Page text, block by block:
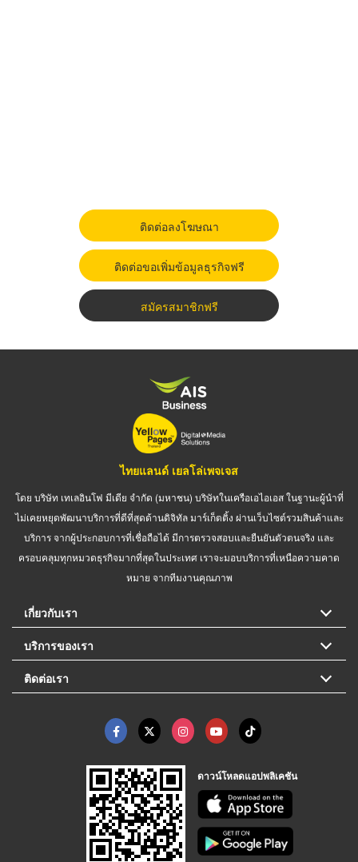
ติดต่อลงโฆษณา
ติดต่อขอเพิ่มข้อมูลธุรกิจฟรี
สมัครสมาชิกฟรี
ไทยแลนด์ เยลโล่เพจเจส
โดย บริษัท เทเลอินโฟ มีเดีย จำกัด (มหาชน) บริษัทในเครือเอไอเอส ในฐานะผู้นำที่
ไม่เคยหยุดพัฒนาบริการที่ดีที่สุดด้านดิจิทัล มาร์เก็ตติ้ง ผ่านเว็บไซต์รวมสินค้าและ
บริการ จากผู้ประกอบการที่เชื่อถือได้ มีการตรวจสอบและยืนยันตัวตนจริง และ
ครอบคลุมทุกหมวดธุรกิจมากที่สุดในประเทศ เราจะมอบบริการที่เหนือความคาด
หมาย จากทีมงานคุณภาพ
เกี่ยวกับเรา
บริการของเรา
ติดต่อเรา
ดาวน์โหลดแอปพลิเคชัน